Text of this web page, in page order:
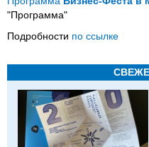
"Программа"
Подробности по ссылке